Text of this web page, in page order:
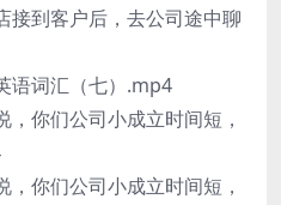
接到客户后，去公司途中聊
语词汇（七）.mp4
你们公司小成立时间短，
你们公司小成立时间短，